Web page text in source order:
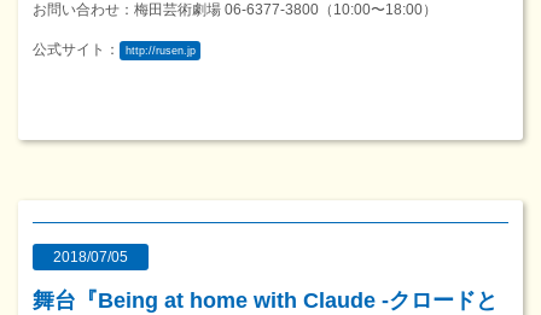
お問い合わせ：梅田芸術劇場 06-6377-3800（10:00〜18:00）
公式サイト： http://rusen.jp
2018/07/05
舞台『Being at home with Claude -クロードと